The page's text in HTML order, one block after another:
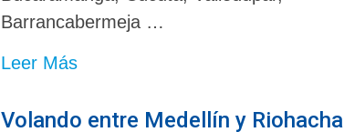
Barrancabermeja …
Leer Más
Volando entre Medellín y Riohacha